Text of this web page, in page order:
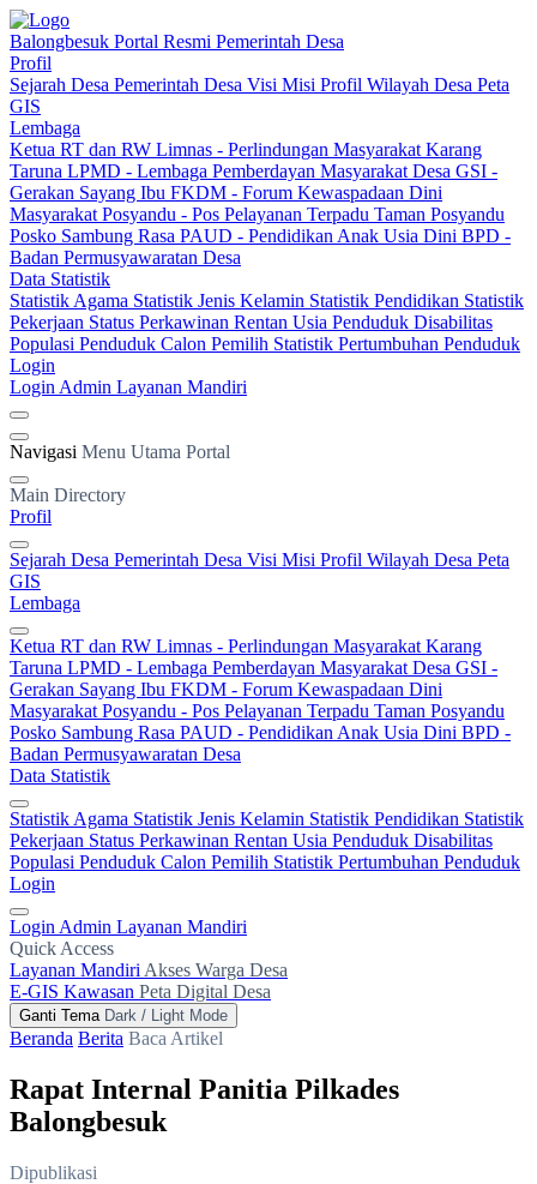
Balongbesuk Portal Resmi Pemerintah Desa
Profil
Sejarah Desa Pemerintah Desa Visi Misi Profil Wilayah Desa Peta
GIS
Lembaga
Ketua RT dan RW Limnas - Perlindungan Masyarakat Karang
Taruna LPMD - Lembaga Pemberdayan Masyarakat Desa GSI -
Gerakan Sayang Ibu FKDM - Forum Kewaspadaan Dini
Masyarakat Posyandu - Pos Pelayanan Terpadu Taman Posyandu
Posko Sambung Rasa PAUD - Pendidikan Anak Usia Dini BPD -
Badan Permusyawaratan Desa
Data Statistik
Statistik Agama Statistik Jenis Kelamin Statistik Pendidikan Statistik
Pekerjaan Status Perkawinan Rentan Usia Penduduk Disabilitas
Populasi Penduduk Calon Pemilih Statistik Pertumbuhan Penduduk
Login
Login Admin Layanan Mandiri
Navigasi Menu Utama Portal
Main Directory
Profil
Sejarah Desa Pemerintah Desa Visi Misi Profil Wilayah Desa Peta
GIS
Lembaga
Ketua RT dan RW Limnas - Perlindungan Masyarakat Karang
Taruna LPMD - Lembaga Pemberdayan Masyarakat Desa GSI -
Gerakan Sayang Ibu FKDM - Forum Kewaspadaan Dini
Masyarakat Posyandu - Pos Pelayanan Terpadu Taman Posyandu
Posko Sambung Rasa PAUD - Pendidikan Anak Usia Dini BPD -
Badan Permusyawaratan Desa
Data Statistik
Statistik Agama Statistik Jenis Kelamin Statistik Pendidikan Statistik
Pekerjaan Status Perkawinan Rentan Usia Penduduk Disabilitas
Populasi Penduduk Calon Pemilih Statistik Pertumbuhan Penduduk
Login
Login Admin Layanan Mandiri
Quick Access
Layanan Mandiri Akses Warga Desa
E-GIS Kawasan Peta Digital Desa
Ganti Tema Dark / Light Mode
Beranda Berita Baca Artikel
Rapat Internal Panitia Pilkades
Balongbesuk
Dipublikasi